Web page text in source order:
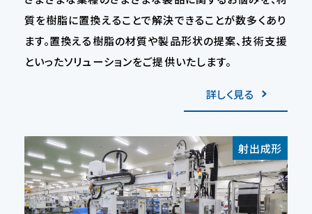
質を樹脂に置換えることで解決できることが数多くあり
ます。置換える樹脂の材質や製品形状の提案、技術支援
といったソリューションをご提供いたします。
詳しく見る
射出成形